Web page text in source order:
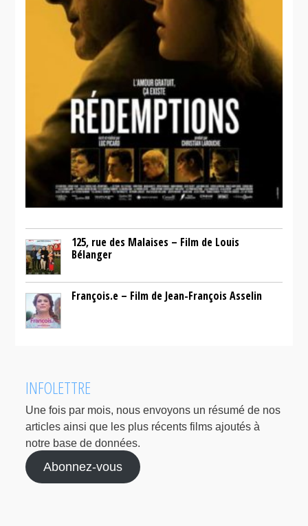
125, rue des Malaises – Film de Louis
Bélanger
François.e – Film de Jean-François Asselin
INFOLETTRE
Une fois par mois, nous envoyons un résumé de nos
articles ainsi que les plus récents films ajoutés à
notre base de données.
Abonnez-vous